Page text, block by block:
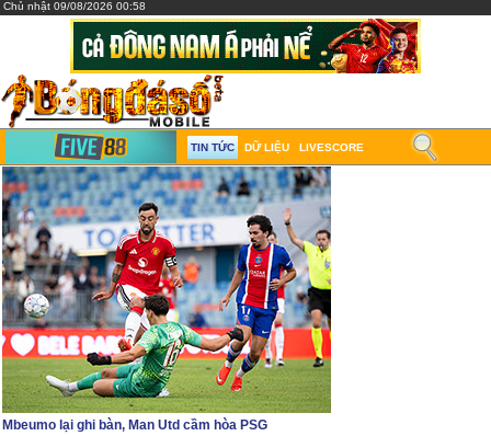
Chủ nhật 09/08/2026 00:58
TIN TỨC DỮ LIỆU LIVESCORE
Mbeumo lại ghi bàn, Man Utd cầm hòa PSG